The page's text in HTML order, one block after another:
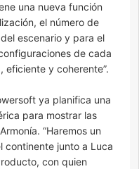
una nueva función
el número de
escenario y para el
de cada
eficiente y coherente”.
ya planifica una
para mostrar las
“Haremos un
junto a Luca
con quien